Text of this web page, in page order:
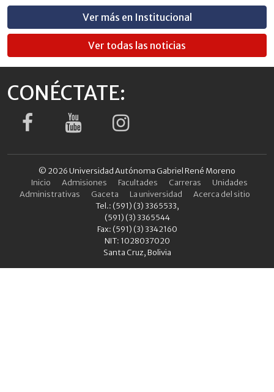
Ver más en Institucional
Ver todas las noticias
CONÉCTATE:
© 2026 Universidad Autónoma Gabriel René Moreno
Inicio
Admisiones Facultades Carreras
Unidades
Administrativas
Gaceta La universidad
Acerca del sitio
Tel.: (591) (3) 3365533,
(591) (3) 3365544
Fax: (591) (3) 3342160
NIT: 1028037020
Santa Cruz, Bolivia